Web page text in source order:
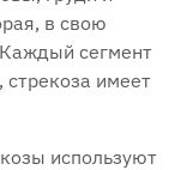
в свою
Каждый сегмент
стрекоза имеет
используют